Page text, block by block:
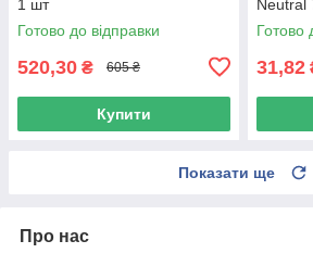
1 шт
Готово до відправки
520,30 ₴ 605 ₴
Купити
Neutral
Готово
31,82
Показати ще
Про нас